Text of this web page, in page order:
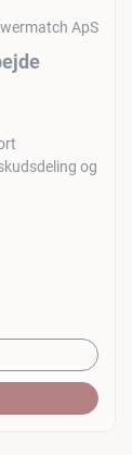
og